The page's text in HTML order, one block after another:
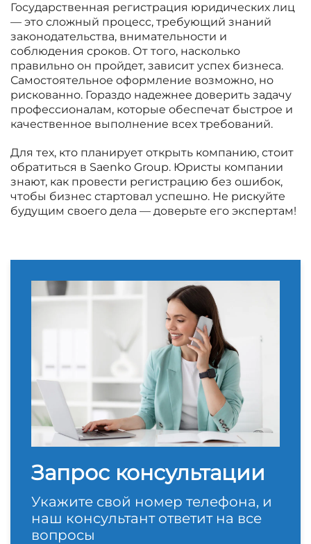
Государственная регистрация юридических лиц
— это сложный процесс, требующий знаний
законодательства, внимательности и
соблюдения сроков. От того, насколько
правильно он пройдет, зависит успех бизнеса.
Самостоятельное оформление возможно, но
рискованно. Гораздо надежнее доверить задачу
профессионалам, которые обеспечат быстрое и
качественное выполнение всех требований.
Для тех, кто планирует открыть компанию, стоит
обратиться в Saenko Group. Юристы компании
знают, как провести регистрацию без ошибок,
чтобы бизнес стартовал успешно. Не рискуйте
будущим своего дела — доверьте его экспертам!
Запрос консультации
Укажите свой номер телефона, и
наш консультант ответит на все
вопросы